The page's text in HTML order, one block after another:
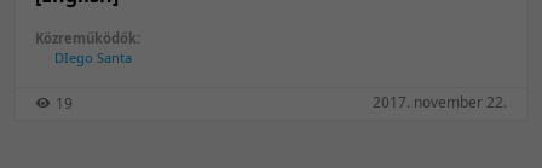
Közreműködők:
DIego Santa
19 2017. november 22.